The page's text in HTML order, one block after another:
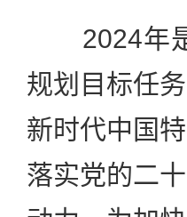
2024年是
规划目标任
新时代中国
落实党的二